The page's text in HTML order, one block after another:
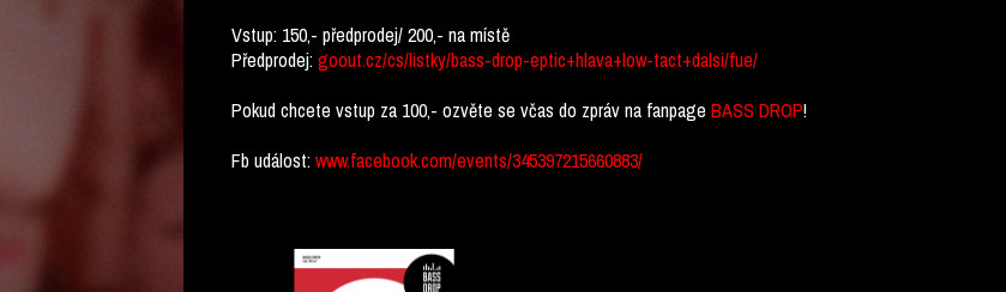
Vstup: 150,- předprodej/ 200,- na místě
Předprodej:goout.cz/cs/listky/bass-drop-eptic+hlava+low-tact+dalsi/fue/
Pokud chcete vstup za 100,- ozvěte se včas do zpráv na fanpage BASS DROP!
Fb událost:www.facebook.com/events/345397215660883/